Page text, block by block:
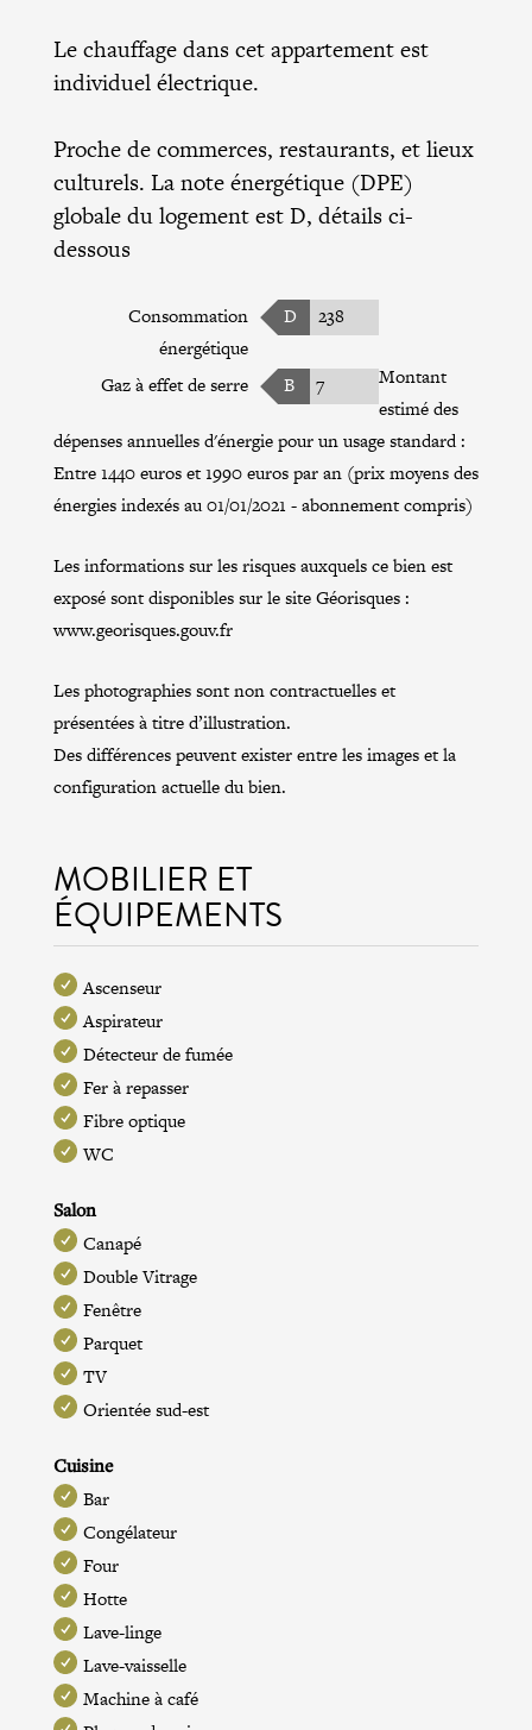
Le chauffage dans cet appartement est
individuel électrique.
Proche de commerces, restaurants, et lieux
culturels. La note énergétique (DPE)
globale du logement est D, détails ci-
dessous
Consommation
énergétique
D 238
Gaz à effet de serre B 7
Montant
estimé des
dépenses annuelles d'énergie pour un usage standard :
Entre 1440 euros et 1990 euros par an (prix moyens des
énergies indexés au 01/01/2021 - abonnement compris)
Les informations sur les risques auxquels ce bien est
exposé sont disponibles sur le site Géorisques :
www.georisques.gouv.fr
Les photographies sont non contractuelles et
présentées à titre d’illustration.
Des différences peuvent exister entre les images et la
configuration actuelle du bien.
MOBILIER ET
ÉQUIPEMENTS
Ascenseur
Aspirateur
Détecteur de fumée
Fer à repasser
Fibre optique
WC
Salon
Canapé
Double Vitrage
Fenêtre
Parquet
TV
Orientée sud-est
Cuisine
Bar
Congélateur
Four
Hotte
Lave-linge
Lave-vaisselle
Machine à café